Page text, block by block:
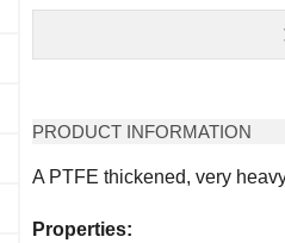
PRODUCT INFORMATION
A PTFE thickened, very
Properties: